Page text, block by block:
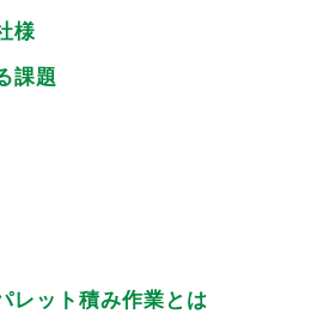
様
課題
レット積み作業とは